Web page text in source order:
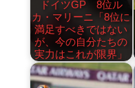
ドイツGP 8位ル
カ・マリーニ「8位に
満足すべきではない
が、今の自分たちの
実力はこれが限界」